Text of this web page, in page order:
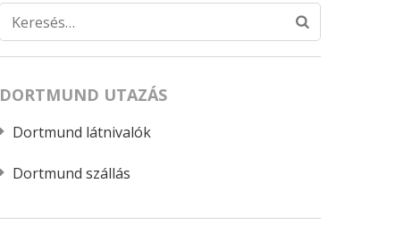
Keresés:
DORTMUND UTAZÁS
Dortmund látnivalók
Dortmund szállás